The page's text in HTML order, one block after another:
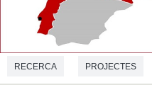
RECERCA PROJECTES